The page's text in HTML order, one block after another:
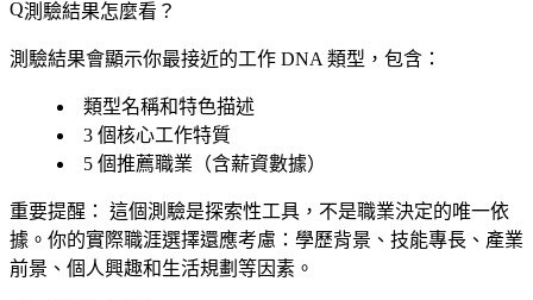
測驗結果怎麼看？
測驗結果會顯示你最接近的工作 DNA 類型，包含：
類型名稱和特色描述
3 個核心工作特質
5 個推薦職業（含薪資數據）
重要提醒： 這個測驗是探索性工具，不是職業決定的唯一依
據。你的實際職涯選擇還應考慮：學歷背景、技能專長、產業
前景、個人興趣和生活規劃等因素。